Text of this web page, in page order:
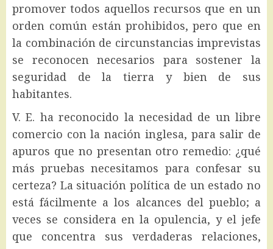
promover todos aquellos recursos que en un
orden común están prohibidos, pero que en
la combinación de circunstancias imprevistas
se reconocen necesarios para sostener la
seguridad de la tierra y bien de sus
habitantes.
V. E. ha reconocido la necesidad de un libre
comercio con la nación inglesa, para salir de
apuros que no presentan otro remedio: ¿qué
más pruebas necesitamos para confesar su
certeza? La situación política de un estado no
está fácilmente a los alcances del pueblo; a
veces se considera en la opulencia, y el jefe
que concentra sus verdaderas relaciones,